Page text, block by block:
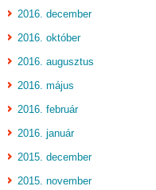
2016. december
2016. október
2016. augusztus
2016. május
2016. február
2016. január
2015. december
2015. november